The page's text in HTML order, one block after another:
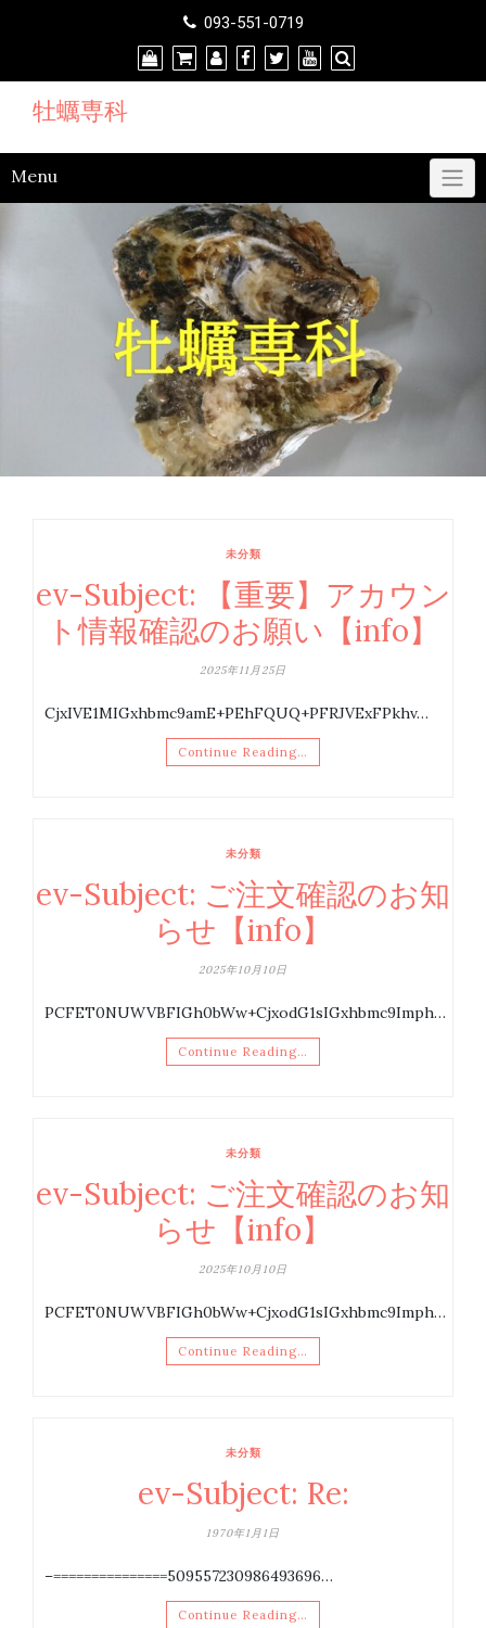
093-551-0719
牡蠣専科
Menu
未分類
ev-Subject: 【重要】アカウン
ト情報確認のお願い【info】
2025年11月25日
CjxIVE1MIGxhbmc9amE+PEhFQUQ+PFRJVExFPkhv…
Continue Reading…
未分類
ev-Subject: ご注文確認のお知
らせ【info】
2025年10月10日
PCFET0NUWVBFIGh0bWw+CjxodG1sIGxhbmc9Imph…
Continue Reading…
未分類
ev-Subject: ご注文確認のお知
らせ【info】
2025年10月10日
PCFET0NUWVBFIGh0bWw+CjxodG1sIGxhbmc9Imph…
Continue Reading…
未分類
ev-Subject: Re:
1970年1月1日
–===============509557230986493696…
Continue Reading…